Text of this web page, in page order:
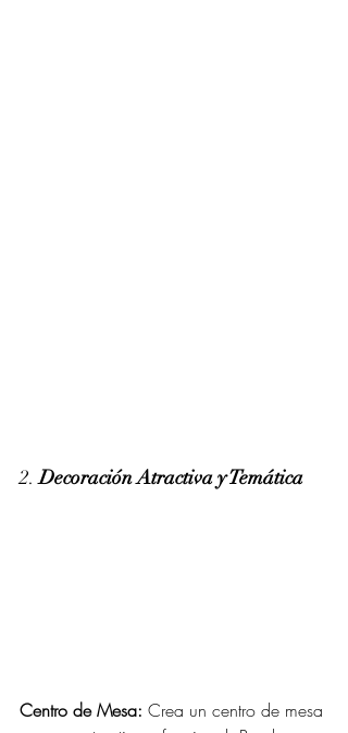
2. Decoración Atractiva y Temática
Centro de Mesa: Crea un centro de mesa